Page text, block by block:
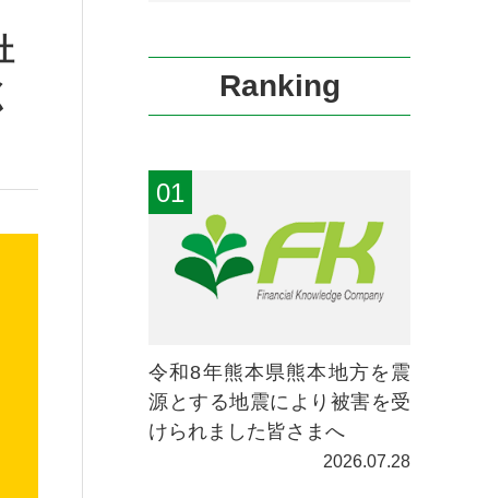
Ranking
令和8年熊本県熊本地方を震
源とする地震により被害を受
けられました皆さまへ
2026.07.28